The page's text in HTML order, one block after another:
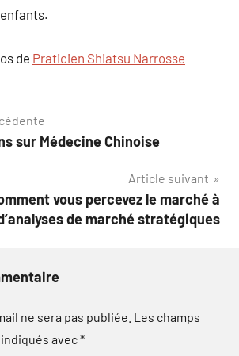
de Praticien Shiatsu Narrosse
sur Médecine Chinoise
Article suivant
vous percevez le marché à
de marché stratégiques
ne sera pas publiée. Les champs
avec*